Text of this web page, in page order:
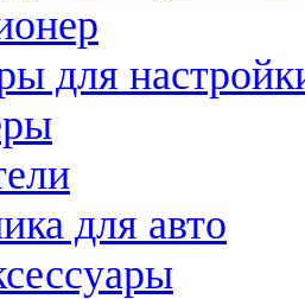
для
для авто